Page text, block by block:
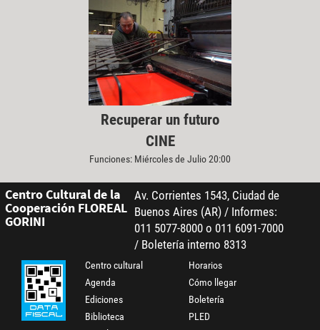
Recuperar un futuro
CINE
Funciones: Miércoles de Julio 20:00
Centro Cultural de la
Cooperación FLOREAL
GORINI
Av. Corrientes 1543, Ciudad de
Buenos Aires (AR) / Informes:
011 5077-8000 o 011 6091-7000
/ Boletería interno 8313
Centro cultural
Agenda
Ediciones
Biblioteca
Horarios
Cómo llegar
Boletería
PLED